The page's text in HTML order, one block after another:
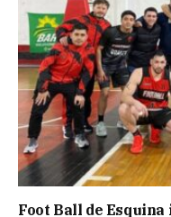
Foot Ball de